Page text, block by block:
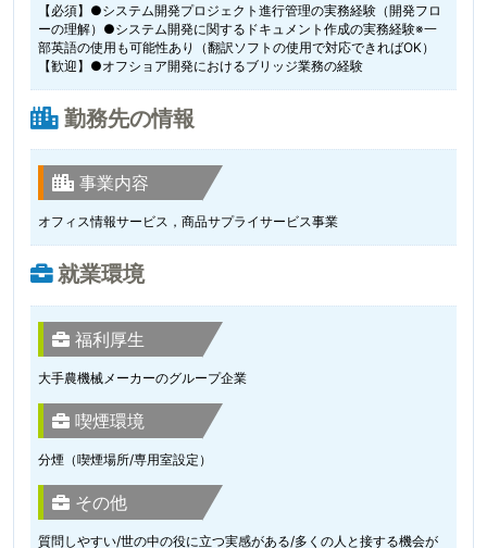
【必須】●システム開発プロジェクト進行管理の実務経験（開発フロ
ーの理解）●システム開発に関するドキュメント作成の実務経験※一
部英語の使用も可能性あり（翻訳ソフトの使用で対応できればOK）
【歓迎】●オフショア開発におけるブリッジ業務の経験
勤務先の情報
事業内容
オフィス情報サービス，商品サプライサービス事業
就業環境
福利厚生
大手農機械メーカーのグループ企業
喫煙環境
分煙（喫煙場所/専用室設定）
その他
質問しやすい/世の中の役に立つ実感がある/多くの人と接する機会が